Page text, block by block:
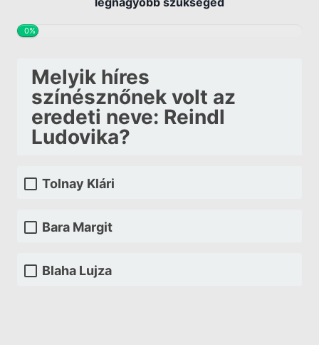
0%
Melyik híres
színésznőnek volt az
eredeti neve: Reindl
Ludovika?
Tolnay Klári
Bara Margit
Blaha Lujza